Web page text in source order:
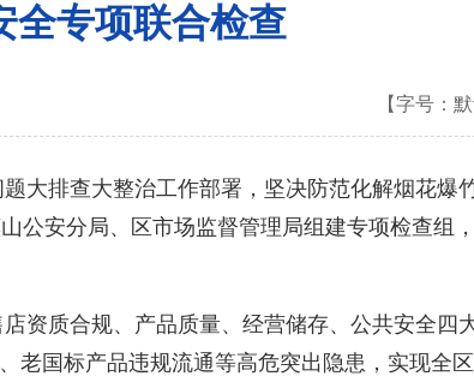
全专项联合检查
【字号：
排查大整治工作部署，坚决防范化解烟花爆
公安分局、区市场监督管理局组建专项检查组
质合规、产品质量、经营储存、公共安全四
老国标产品违规流通等高危突出隐患，实现全